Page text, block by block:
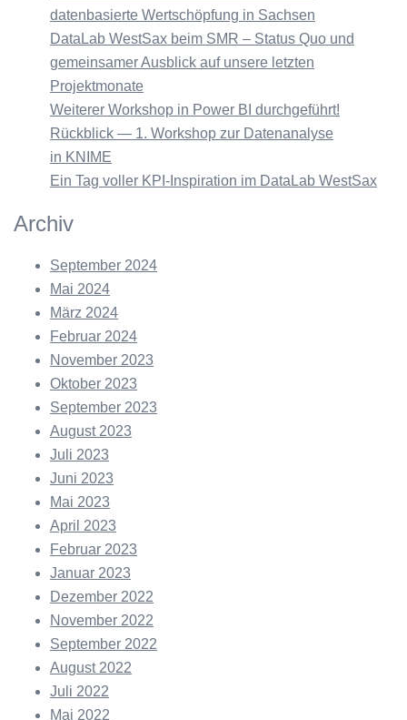
datenbasierte Wertschöpfung in Sachsen
DataLab WestSax beim SMR – Status Quo und
gemeinsamer Ausblick auf unsere letzten
Projektmonate
Weiterer Workshop in Power BI durchgeführt!
Rückblick — 1. Workshop zur Datenanalyse
in KNIME
Ein Tag voller KPI-Inspiration im DataLab WestSax
Archiv
September 2024
Mai 2024
März 2024
Februar 2024
November 2023
Oktober 2023
September 2023
August 2023
Juli 2023
Juni 2023
Mai 2023
April 2023
Februar 2023
Januar 2023
Dezember 2022
November 2022
September 2022
August 2022
Juli 2022
Mai 2022